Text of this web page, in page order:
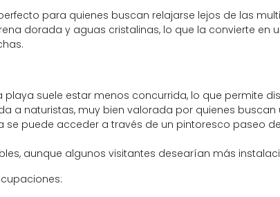
para quienes buscan relajarse lejos de las
dorada y aguas cristalinas, lo que la convierte en
playa suele estar menos concurrida, lo que permite
a naturistas, muy bien valorada por quienes buscan
se puede acceder a través de un pintoresco paseo
aunque algunos visitantes desearían más